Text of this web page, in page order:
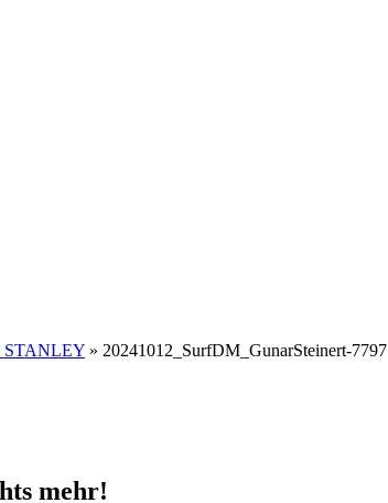
STANLEY » 20241012_SurfDM_GunarSteinert-7797
mehr!